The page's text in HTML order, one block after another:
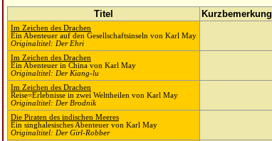
Titel Kurzbemerkung
Im Zeichen des Drachen
Ein Abenteuer auf den Gesellschaftsinseln von Karl May
Originaltitel: Der Ehri
Im Zeichen des Drachen
Ein Abenteuer in China von Karl May
Originaltitel: Der Kiang-lu
Im Zeichen des Drachen
Reise=Erlebnisse in zwei Welttheilen von Karl May
Originaltitel: Der Brodnik
Die Piraten des indischen Meeres
Ein singhalesisches Abenteuer von Karl May
Originaltitel: Der Girl-Robber